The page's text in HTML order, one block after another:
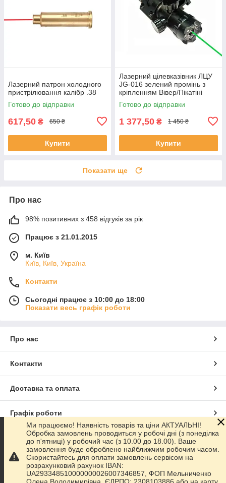
Лазерний патрон холодного
пристрілювання калібр .38
Готово до відправки
617,50 ₴ 650 ₴
Купити
Лазерний цілевказівник ЛЦУ
JG-016 зелений промінь з
кріпленням Вівер/Пікатіні
Готово до відправки
1 377,50 ₴ 1 450 ₴
Купити
Показати ще
Про нас
98% позитивних з 458 відгуків за рік
Працює з 21.01.2015
м. Київ
Київ, Київ, Україна
Контакти
Сьогодні працює з 10:00 до 18:00
Показати весь графік роботи
Про нас
Контакти
Доставка та оплата
Графік роботи
Повна версія сайту
Сайт створено на маркетплейсіProm.ua
Ми працюємо! Наявність товарів та ціни АКТУАЛЬНІ!
Обробка замовлень проводиться у робочі дні (з понеділка
до п'ятниці) у робочий час (з 10.00 до 18.00). Ваше
замовлення буде оброблено найближчим робочим часом.
Скористайтесь для оплати замовлень сервісом на
розрахунковий рахунок IBAN:
UA293348510000000026007346857, ФОП Мельниченко